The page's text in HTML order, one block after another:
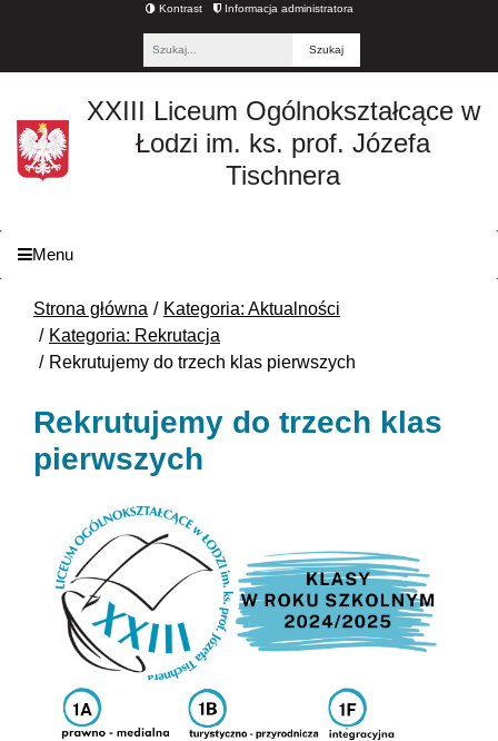
Kontrast Informacja administratora
XXIII Liceum Ogólnokształcące w
Łodzi im. ks. prof. Józefa
Tischnera
Menu
Strona główna
Kategoria: Aktualności
Kategoria: Rekrutacja
Rekrutujemy do trzech klas pierwszych
Rekrutujemy do trzech klas
pierwszych